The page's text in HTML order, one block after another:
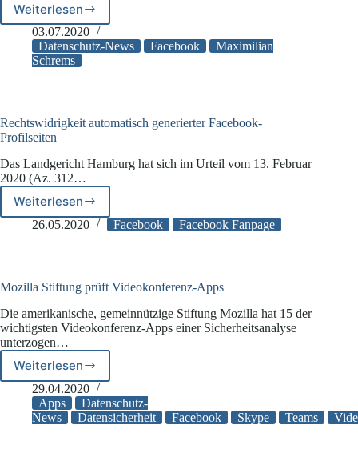
WeiterlesenErstinstanzliches
Urteil
in
der
Facebook
Ireland
ergangen
03.07.2020
Datenschutz-News
Facebook
Maximilian
Schrems
Rechtswidrigkeit automatisch generierter Facebook-
Profilseiten
Das Landgericht Hamburg hat sich im Urteil vom 13. Februar
2020 (Az. 312…
WeiterlesenRechtswidrigkeit
automatisch
26.05.2020 Facebook Facebook Fanpage
Mozilla Stiftung prüft Videokonferenz-Apps
Die amerikanische, gemeinnützige Stiftung Mozilla hat 15 der
wichtigsten Videokonferenz-Apps einer Sicherheitsanalyse
unterzogen…
Weiterlesen
Mozilla
Stiftung
prüft
Videokonferenz-
29.04.2020
Apps
Datenschutz-
News
Datensicherheit Facebook Skype Teams